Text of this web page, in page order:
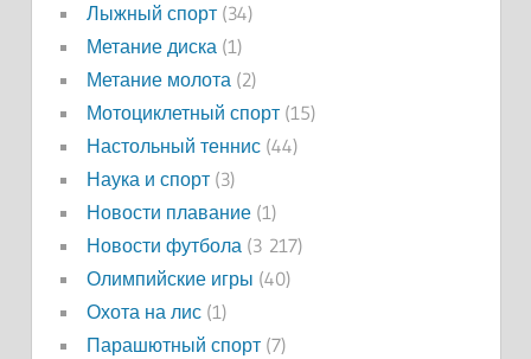
Лыжный спорт(34)
Метание диска(1)
Метание молота(2)
Мотоциклетный спорт(15)
Настольный теннис(44)
Наука и спорт(3)
Новости плавание(1)
Новости футбола(3 217)
Олимпийские игры (40)
Охота на лис(1)
Парашютный спорт(7)